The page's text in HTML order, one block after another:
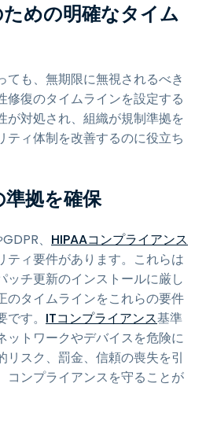
めの明確なタイム
ても、無期限に無視されるべき
修復のタイムラインを設定する
が対処され、組織が規制準拠を
ティ体制を改善するのに役立ち
拠を確保
、 HIPAAコンプライアンス
ティ要件があります。これらは
ッチ更新のインストールに厳し
のタイムラインをこれらの要件
す。 ITコンプライアンス基準
ットワークやデバイスを危険に
リスク、罰金、信頼の喪失を引
コンプライアンスを守ることが